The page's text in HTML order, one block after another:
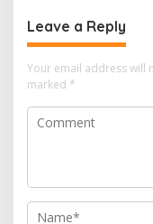
v
i
g
a
o
n
Leave a Reply
Your email address will
marked *